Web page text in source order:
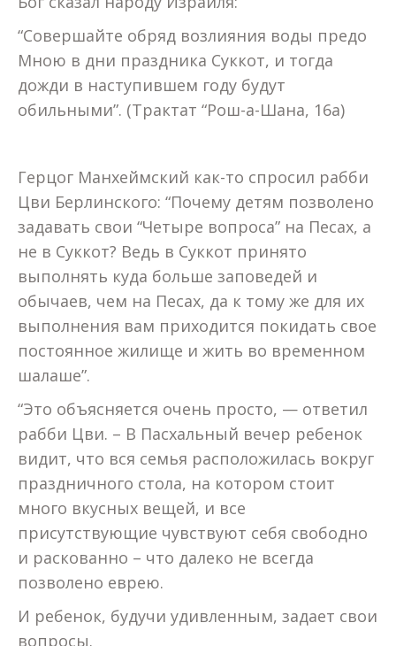
“Совершайте обряд возлияния воды предо
Мною в дни праздника Суккот, и тогда
дожди в наступившем году будут
обильными”. (Трактат “Рош-а-Шана, 16а)
Герцог Манхеймский как-то спросил рабби
Цви Берлинского: “Почему детям позволено
задавать свои “Четыре вопроса” на Песах, а
не в Суккот? Ведь в Суккот принято
выполнять куда больше заповедей и
обычаев, чем на Песах, да к тому же для их
выполнения вам приходится покидать свое
постоянное жилище и жить во временном
шалаше”.
“Это объясняется очень просто, — ответил
рабби Цви. – В Пасхальный вечер ребенок
видит, что вся семья расположилась вокруг
праздничного стола, на котором стоит
много вкусных вещей, и все
присутствующие чувствуют себя свободно
и раскованно – что далеко не всегда
позволено еврею.
И ребенок, будучи удивленным, задает свои
вопросы.